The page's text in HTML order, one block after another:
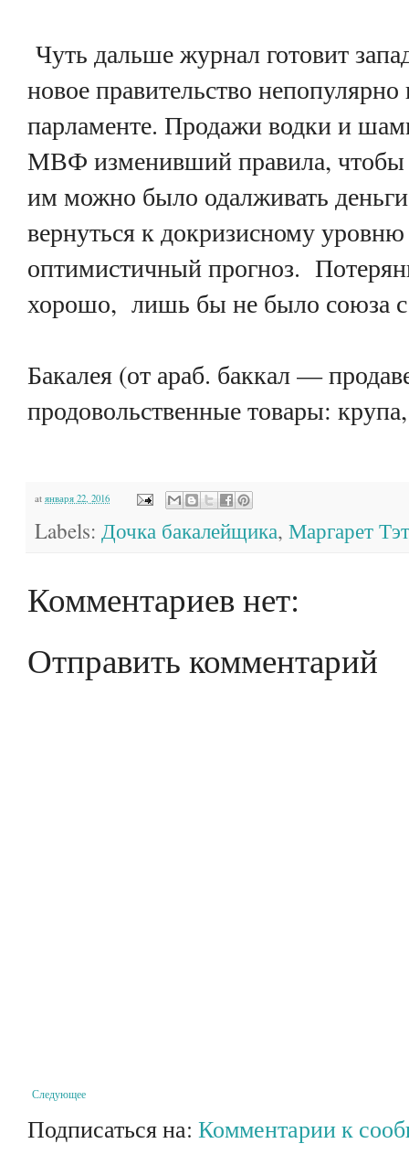
Чуть дальше журнал готовит
новое правительство
парламенте. Продажи водки и
МВФ изменивший правила, чтобы
им можно было одалживать
вернуться к докризисному
оптимистичный прогноз.
хорошо, лишь бы не было союза
Бакалея (от араб. баккал —
продовольственные товары:
at января 22, 2016
Labels: Дочка бакалейщика, Маргарет
Комментариев нет:
Отправить комментарий
Следующее
Подписаться на: Комментарии к